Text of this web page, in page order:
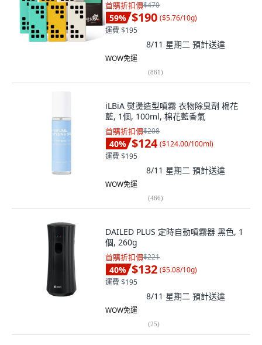
首購折扣價$470
59% $190 ($5.76/10g)
運費 $195
8/11 星期二 預計送達
WOW免運
(861)
iLBiA 熨燙造型噴霧 衣物除臭劑 棉花
藍, 1個, 100ml, 棉花藍香氣
首購折扣價$208
40% $124 ($124.00/100ml)
運費 $195
8/11 星期二 預計送達
WOW免運
(466)
DAILED PLUS 定時自動噴霧器 黑色, 1
個, 260g
首購折扣價$221
40% $132 ($5.08/10g)
運費 $195
8/11 星期二 預計送達
WOW免運
(25)